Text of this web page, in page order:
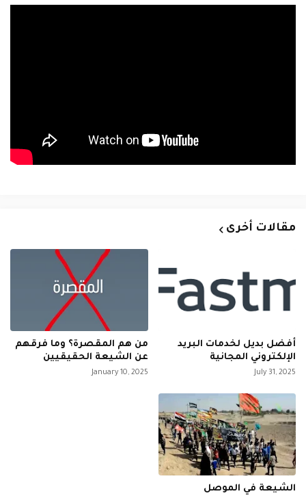
مقالات أخرى
أفضل بديل لخدمات البريد
الإلكتروني المجانية
July 31, 2025
من هم المقصرة؟ وما فرقهم
عن الشيعة الحقيقيين
January 10, 2025
الشيعة في الموصل